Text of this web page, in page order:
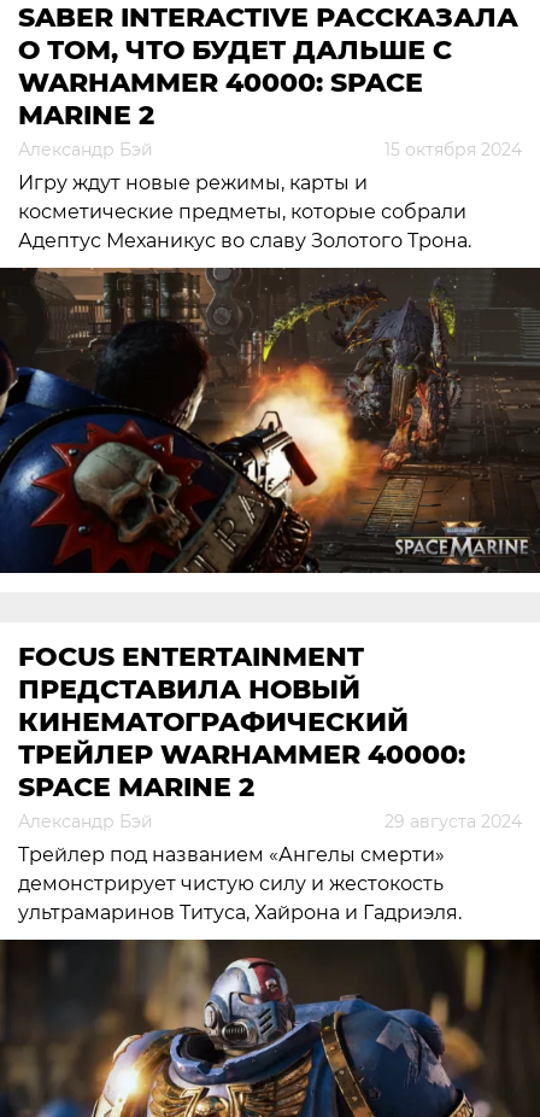
SABER INTERACTIVE РАССКАЗАЛА
О ТОМ, ЧТО БУДЕТ ДАЛЬШЕ С
WARHAMMER 40000: SPACE
MARINE 2
Александр Бэй 15 октября 2024
Игру ждут новые режимы, карты и
косметические предметы, которые собрали
Адептус Механикус во славу Золотого Трона.
FOCUS ENTERTAINMENT
ПРЕДСТАВИЛА НОВЫЙ
КИНЕМАТОГРАФИЧЕСКИЙ
ТРЕЙЛЕР WARHAMMER 40000:
SPACE MARINE 2
Александр Бэй 29 августа 2024
Трейлер под названием «Ангелы смерти»
демонстрирует чистую силу и жестокость
ультрамаринов Титуса, Хайрона и Гадриэля.